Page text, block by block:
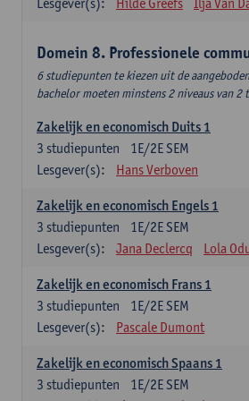
Domein 8. Professionele
6 studiepunten te kiezen uit de
bachelor moeten minstens 2 niveaus van 2
Zakelijk en economisch Duits 1
1E/2E SEM
3 studiepunten
Lesgever(s):
Hans Verboven
Zakelijk en economisch Engels 1
1E/2E SEM
3 studiepunten
Lesgever(s):
Jana Declercq Lola
Zakelijk en economisch Frans 1
1E/2E SEM
3 studiepunten
Lesgever(s):
Pascale Dumont
Zakelijk en economisch Spaans 1
1E/2E SEM
3 studiepunten